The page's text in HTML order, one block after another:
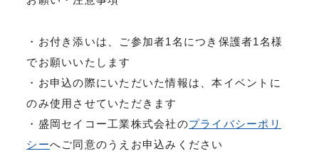
・お付き添いは、ご参加者1名につき保護者1名様
でお願いいたします
・お申込の際にいただいた情報は、本イベントに
のみ使用させていただきます
・盛岡セイコー工業株式会社のプライバシーポリ
シーへご同意のうえお申込みください